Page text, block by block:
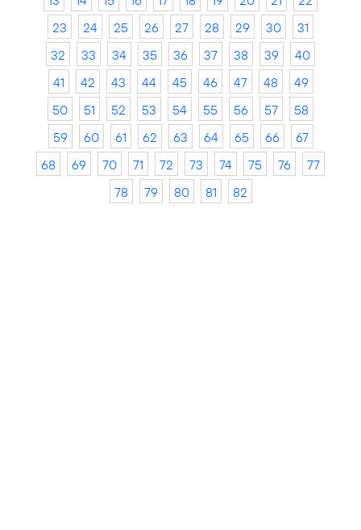
23
24 25 26 27 28 29 30
31
32
33 34 35 36 37 38 39
40
41
42 43 44 45 46 47 48
49
50
51 52 53 54 55 56 57
58
59
60 61 62 63 64 65 66
67
68
69 70 71 72 73 74 75 76
77
78
79 80 81 82